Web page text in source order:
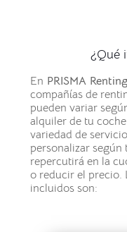
¿Qué
En PRISMA Renting
compañías de
pueden variar
alquiler de tu
variedad de
personalizar según
repercutirá en la
o reducir el precio.
incluidos son: